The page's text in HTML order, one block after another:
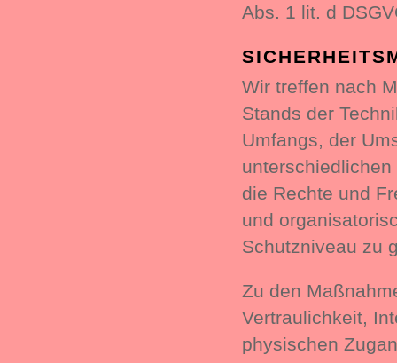
Abs. 1 lit. d
Wir treffen nach
Stands der
Umfangs, der
die Rechte und
und
Schutzniveau zu
Zu den
Vertraulichkeit,
physischen